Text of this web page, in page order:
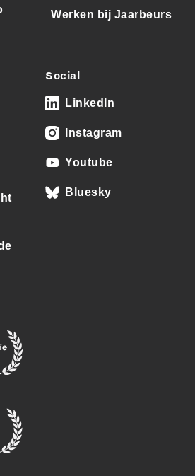
Werken bij Jaarbeurs
Social
LinkedIn
Instagram
Youtube
Bluesky